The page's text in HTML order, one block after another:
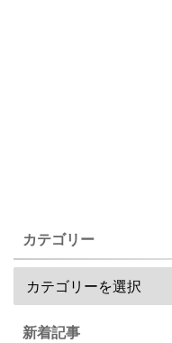
カテゴリー
新着記事